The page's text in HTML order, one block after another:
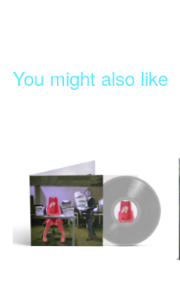
You might also like